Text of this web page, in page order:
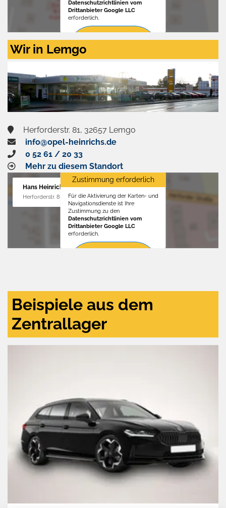
Datenschutzrichtlinien vom
Drittanbieter Google LLC
erforderlich.
Zustimmen
aktivieren
Wir in Lemgo
Herforderstr. 81, 32657 Lemgo
info@opel-heinrichs.de
0 52 61 / 20 33
Mehr zu diesem Standort
Hans Heinrichs GmbH
Herforderstr. 81, 32657 Lemgo
Zustimmung erforderlich
Für die Aktivierung der Karten- und
Navigationsdienste ist Ihre
Zustimmung zu den
Datenschutzrichtlinien vom
Drittanbieter Google LLC
erforderlich.
Beispiele aus dem
Zentrallager